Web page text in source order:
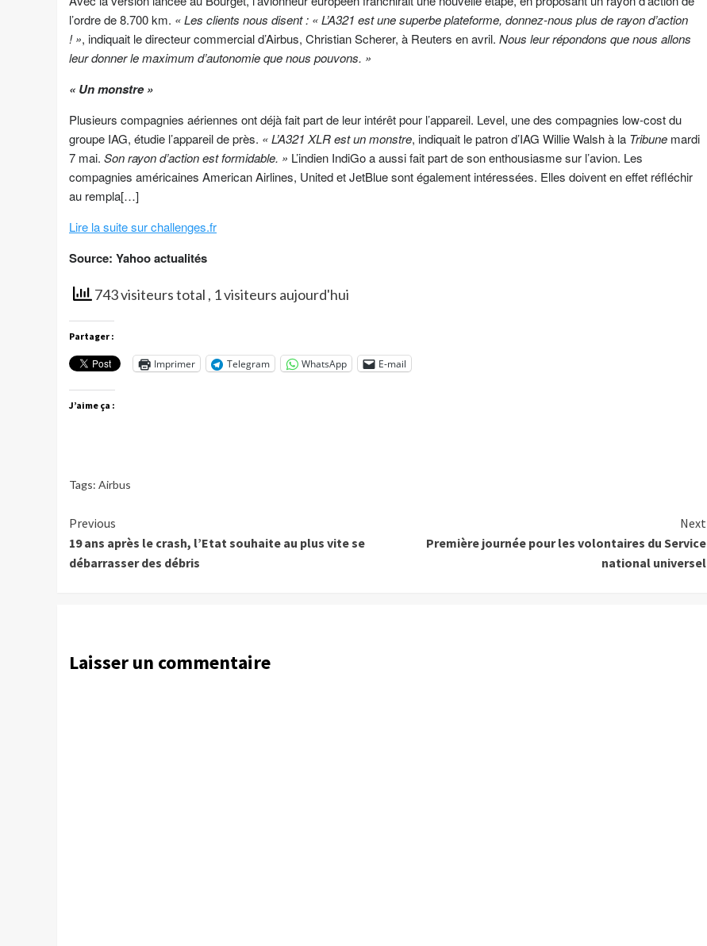
l’ordre de 8.700 km. « Les clients nous disent : « L’A321 est une superbe plateforme, donnez-nous plus de rayon d’action
! », indiquait le directeur commercial d’Airbus, Christian Scherer, à Reuters en avril. Nous leur répondons que nous allons
leur donner le maximum d’autonomie que nous pouvons. »
« Un monstre »
Plusieurs compagnies aériennes ont déjà fait part de leur intérêt pour l’appareil. Level, une des compagnies low-cost du
groupe IAG, étudie l’appareil de près. « L’A321 XLR est un monstre, indiquait le patron d’IAG Willie Walsh à la Tribune mardi
7 mai. Son rayon d’action est formidable. » L’indien IndiGo a aussi fait part de son enthousiasme sur l’avion. Les
compagnies américaines American Airlines, United et JetBlue sont également intéressées. Elles doivent en effet réfléchir
au rempla[…]
Lire la suite sur challenges.fr
Source: Yahoo actualités
743 visiteurs total , 1 visiteurs aujourd'hui
Partager :
Imprimer Telegram WhatsApp E-mail
J’aime ça :
Tags: Airbus
Continue
Reading
Previous
19 ans après le crash, l’Etat souhaite au plus vite se
débarrasser des débris
Next
Première journée pour les volontaires du Service
national universel
Laisser un commentaire